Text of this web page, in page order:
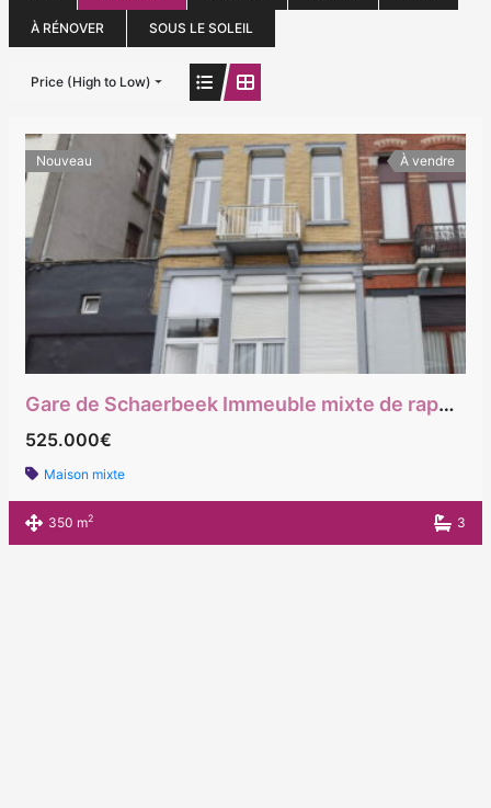
À RÉNOVER SOUS LE SOLEIL
Price (High to Low)
Nouveau À vendre
Gare de Schaerbeek Immeuble mixte de rapport rez commerce , 1er une chambre, 2eme et 3ème: 3 chambres
525.000€
Maison mixte
350 m2 3